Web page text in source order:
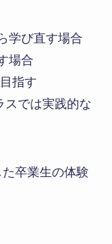
学び直す場合
場合
指す
スでは実践的な
卒業生の体験